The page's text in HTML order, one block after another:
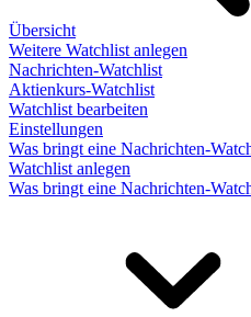
Übersicht
Weitere Watchlist anlegen
Nachrichten-Watchlist
Aktienkurs-Watchlist
Watchlist bearbeiten
Einstellungen
Was bringt eine Nachrichten-
Watchlist anlegen
Was bringt eine Nachrichten-